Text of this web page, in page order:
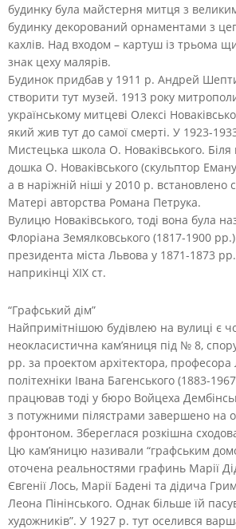
будинку була майстерня митця з
будинку декорований орнаментами з
кахлів. Над входом – картуш із трьома
знак цеху малярів.
Будинок придбав у 1911 р. Андрей
створити тут музей. 1913 року
українському митцеві Олексі
який жив тут до самої смерті. У 1923-
Мистецька школа О. Новаківського. Біля
дошка О. Новаківського (скульптор
а в наріжній ніші у 2010 р. встановлено
Матері авторства Романа Петрука.
Вулицю Новаківського, тоді вона була
Флоріана Земялковського (1817-1900
президента міста Львова у 1871-1873
наприкінці ХІХ ст.
“Графський дім”
Найпримітнішою будівлею на вулиці є
неокласистична кам’яниця під № 8,
рр. за проектом архітектора, професора
політехніки Івана Багенського (1883-
працював тоді у бюро Войцеха
з потужними пілястрами завершено на
фронтоном. Збереглася розкішна
Цю кам’яницю називали “графським
оточена реальностями графинь Марії
Євгенії Лось, Марії Бадені та дідича
Леона Пінінського. Однак більше їй
художників”. У 1927 р. тут оселився